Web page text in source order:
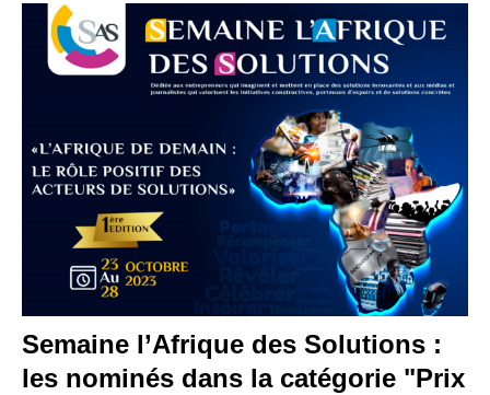
Semaine l’Afrique des Solutions :
les nominés dans la catégorie "Prix